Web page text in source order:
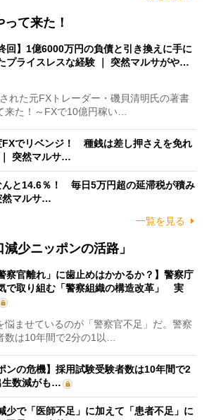
て来た！
回】1億6000万円の負債と引き換えに手に
プライスレスな経験 ｜ 突然マルサがや…
れた元FXトレーダー・磯貝清明氏の著書
来た！～FXで10億円稼い…
FXでリベンジ！ 種銭は差し押さえを免れ
突然マルサ…
んと14.6％！ 毎日5万円超の延滞税が積み
然マルサ…
一覧を見る
少ニッポンの活路」
察官離れ」に歯止めはかかるか？】警察庁
で取り組む「警察組織の構造改革」 実
ませているのが「警察官不足」だ。警察
数は10年間で2分の1以…
ンの危機】採用試験受験者数は10年間で2
数減がも…
少で「医師不足」に加えて「患者不足」に